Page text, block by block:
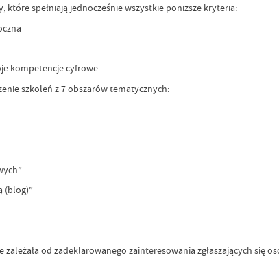
które spełniają jednocześnie wszystkie poniższe kryteria:
kompetencje cyfrowe
szkoleń z 7 obszarów tematycznych:
(blog)”
zależała od zadeklarowanego zainteresowania zgłaszających się